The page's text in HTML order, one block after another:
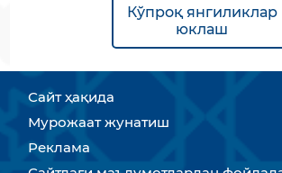
Кўпроқ янгиликлар
юклаш
Сайт ҳақида
Мурожаат жунатиш
Реклама